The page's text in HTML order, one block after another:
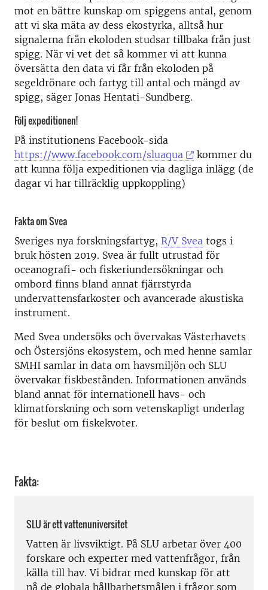
mot en bättre kunskap om spiggens antal, genom
att vi ska mäta av dess ekostyrka, alltså hur
signalerna från ekoloden studsar tillbaka från just
spigg. När vi vet det så kommer vi att kunna
översätta den data vi får från ekoloden på
segeldrönare och fartyg till antal och mängd av
spigg, säger Jonas Hentati-Sundberg.
Följ expeditionen!
På institutionens Facebook-sida
https://www.facebook.com/sluaqua
kommer du
att kunna följa expeditionen via dagliga inlägg (de
dagar vi har tillräcklig uppkoppling)
Fakta om Svea
Sveriges nya forskningsfartyg, R/V Svea togs i
bruk hösten 2019. Svea är fullt utrustad för
oceanografi- och fiskeriundersökningar och
ombord finns bland annat fjärrstyrda
undervattensfarkoster och avancerade akustiska
instrument.
Med Svea undersöks och övervakas Västerhavets
och Östersjöns ekosystem, och med henne samlar
SMHI samlar in data om havsmiljön och SLU
övervakar fiskbestånden. Informationen används
bland annat för internationell havs- och
klimatforskning och som vetenskapligt underlag
för beslut om fiskekvoter.
Fakta:
SLU är ett vattenuniversitet
Vatten är livsviktigt. På SLU arbetar över 400
forskare och experter med vattenfrågor, från
källa till hav. Vi bidrar med kunskap för att
nå de globala hållbarhetsmålen i frågor som